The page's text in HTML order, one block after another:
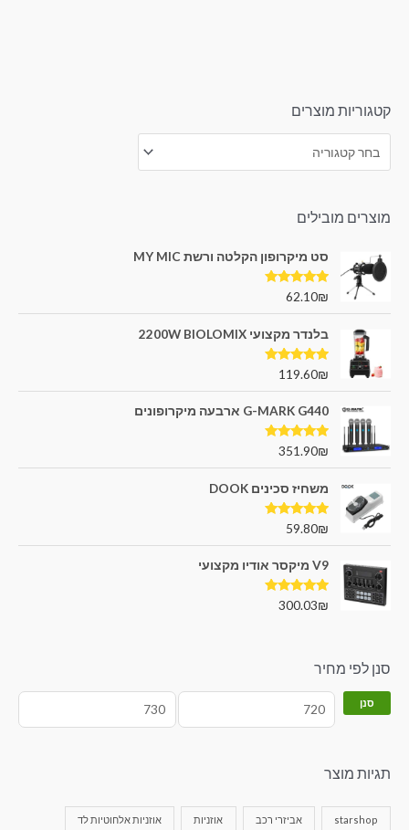
קטגוריות מוצרים
מוצרים מובילים
סט מיקרופון הקלטה ורשת MY MIC
דורג 5.00
62.10₪
בלנדר מקצועי 2200W BIOLOMIX
דורג 5.00
119.60₪
G-MARK G440 ארבעה מיקרופונים
דורג5.00
351.90₪
משחיז סכינים DOOK
דורג5.00
59.80₪
V9 מיקסר אודיו מקצועי
דורג5.00
300.03₪
סנן לפי מחיר
סנן
תגיות מוצר
starshop אביזרי רכב אוזניות אוזניות אלחוטיות לד